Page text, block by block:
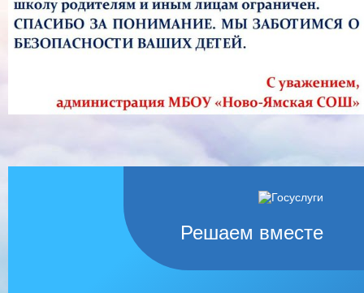
Решаем вместе